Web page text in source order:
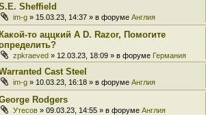
Sheffield
im-g » 15.03.23, 14:37 » в форуме Англия
то аццкий A D. Razor, Помогите
zpkraeved » 12.03.23, 18:09 » в форуме Германия
Cast Steel
im-g » 10.03.23, 16:18 » в форуме Англия
Rodgers
Утесов » 09.03.23, 14:55 » в форуме Англия